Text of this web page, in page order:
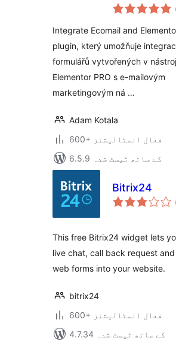
Forms
Integrate Ecomail and
plugin, který umožňuje
formulářů vytvořených v
Elementor PRO s e-mailovým
marketingovým ná …
Adam Kotala
600+ فعال انسٹالیشنز
6.5.9 کے ساتھ ٹیسٹ شدہ
Bitrix24
This free Bitrix24 widget lets
live chat, call back request
web forms into your website.
bitrix24
600+ فعال انسٹالیشنز
4.7.34 کے ساتھ ٹیسٹ شدہ